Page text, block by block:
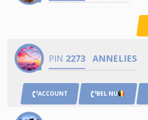
PIN 2273 ANNELIES
ACCOUNT BEL NU